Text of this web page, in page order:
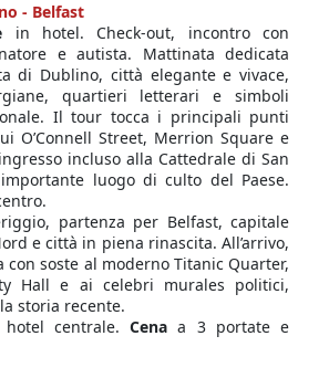
- Belfast
in hotel. Check-out, incontro con
e autista. Mattinata dedicata
di Dublino, città elegante e vivace,
quartieri letterari e simboli
Il tour tocca i principali punti
O’Connell Street, Merrion Square e
incluso alla Cattedrale di San
luogo di culto del Paese.
partenza per Belfast, capitale
e città in piena rinascita. All’arrivo,
con soste al moderno Titanic Quarter,
Hall e ai celebri murales politici,
storia recente.
centrale. Cena a 3 portate e